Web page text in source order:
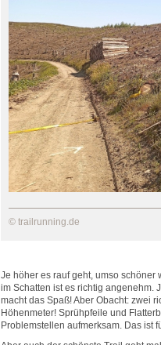
© trailrunning.de
Je höher es rauf geht, umso
im Schatten ist es richtig angenehm.
macht das Spaß! Aber Obacht: zwei
Höhenmeter! Sprühpfeile und
Problemstellen aufmerksam. Das ist